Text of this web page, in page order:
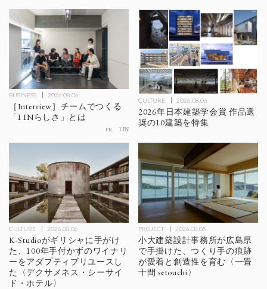
BUSINESS 2026.08.06
［Interview］チームでつくる
「I INらしさ」とは
PR I IN
CULTURE 2026.08.06
2026年日本建築学会賞 作品選
奨の10建築を特集
CULTURE 2026.08.06
K-Studioがギリシャに手がけ
た、100年手付かずのワイナリ
ーをアダプティブリユースし
た〈デクサメネス・シーサイ
ド・ホテル〉
PROJECT 2026.08.05
小大建築設計事務所が広島県
で手掛けた、つくり手の痕跡
が愛着と創造性を育む〈一畳
十間 setouchi〉